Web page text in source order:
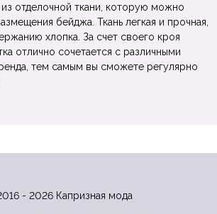
отделочной ткани, которую можно
бейджа. Ткань легкая и прочная,
хлопка. За счет своего кроя
отлично сочетается с различными
тем самым вы сможете регулярно
- 2026 Капризная мода